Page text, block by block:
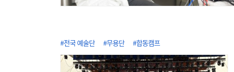
#전국 예술단 #무용단 #합동캠프